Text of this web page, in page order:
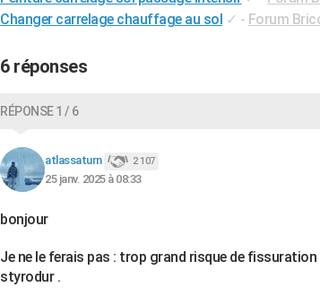
Changer carrelage chauffage au sol ✓ - Forum
6 réponses
RÉPONSE 1 / 6
atlassaturn 2 107
25 janv. 2025 à 08:33
bonjour
Je ne le ferais pas : trop grand risque de
styrodur .